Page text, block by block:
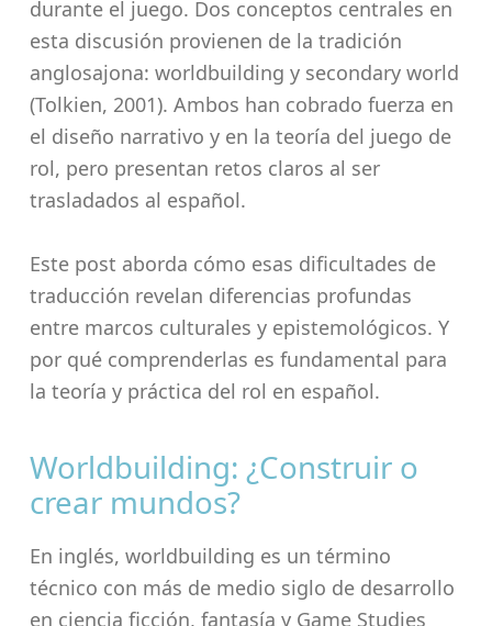
durante el juego. Dos conceptos centrales en
esta discusión provienen de la tradición
anglosajona: worldbuilding y secondary world
(Tolkien, 2001). Ambos han cobrado fuerza en
el diseño narrativo y en la teoría del juego de
rol, pero presentan retos claros al ser
trasladados al español.
Este post aborda cómo esas dificultades de
traducción revelan diferencias profundas
entre marcos culturales y epistemológicos. Y
por qué comprenderlas es fundamental para
la teoría y práctica del rol en español.
Worldbuilding: ¿Construir o
crear mundos?
En inglés, worldbuilding es un término
técnico con más de medio siglo de desarrollo
en ciencia ficción, fantasía y Game Studies